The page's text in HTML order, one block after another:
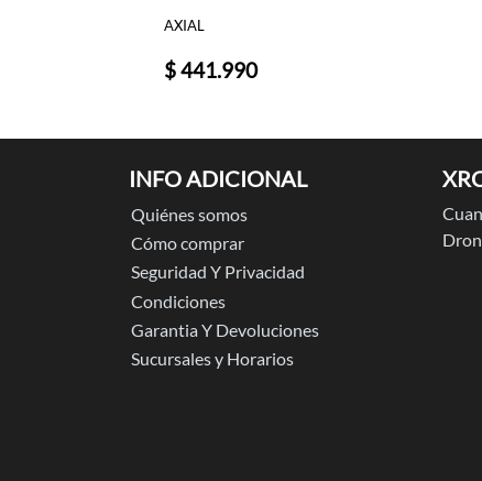
AXIAL
$ 441.990
INFO ADICIONAL
Quiénes somos
Cómo comprar
Seguridad Y Privacidad
Condiciones
Garantia Y Devoluciones
Sucursales y Horarios